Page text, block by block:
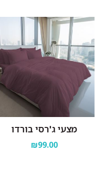
מצעי ג'רסי בורדו
₪99.00